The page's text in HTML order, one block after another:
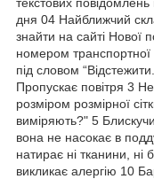
дня 04 Найближчий
знайти на сайті Нової
номером транспортної
під словом
Пропускає повітря 3
розміром розмірної
виміряють?" 5
вона не насокає в
натирає ні тканини, ні
викликає алергію 10